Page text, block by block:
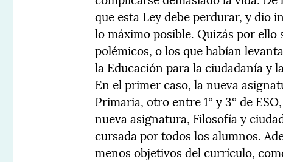
que esta Ley debe perdurar, y dio
lo máximo posible. Quizás por ello
polémicos, o los que habían
la Educación para la ciudadanía y
En el primer caso, la nueva
Primaria, otro entre 1º y 3º de
nueva asignatura, Filosofía y
cursada por todos los alumnos.
menos objetivos del currículo,